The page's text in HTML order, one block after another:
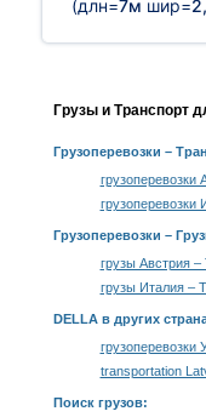
(длн=7м шир=
Грузы и Транспорт
Грузоперевозки –
грузоперевозки
грузоперевозки
Грузоперевозки –
грузы Австрия –
грузы Италия –
DELLA в других
грузоперевозки
transportation
Поиск грузов: